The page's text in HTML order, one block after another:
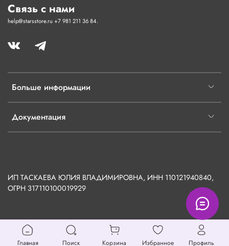
Больше информации
Документация
Связь с нами
help@starsstore.ru +7 981 211 36 84.
ИП ТАСКАЕВА ЮЛИЯ ВЛАДИМИРОВНА, ИНН 110121940840,
ОГРН 317110100019929
Главная Поиск Корзина Избранное Профиль